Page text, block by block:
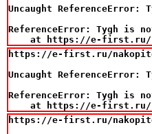
Uncaught ReferenceError:
ReferenceError: Tygh is
at https://e-
https://e-first.ru/nakopitel-
Uncaught ReferenceError:
ReferenceError: Tygh is
at https://e-
https://e-first.ru/nakopitel-